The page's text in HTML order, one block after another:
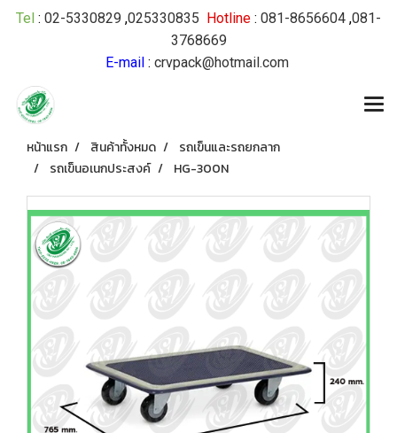
Tel : 02-5330829 ,025330835 Hotline : 081-8656604 ,081-
3768669
E-mail: crvpack@hotmail.com
หน้าแรก สินค้าทั้งหมด
รถเข็นและรถยกลาก
รถเข็นอเนกประสงค์
HG-300N